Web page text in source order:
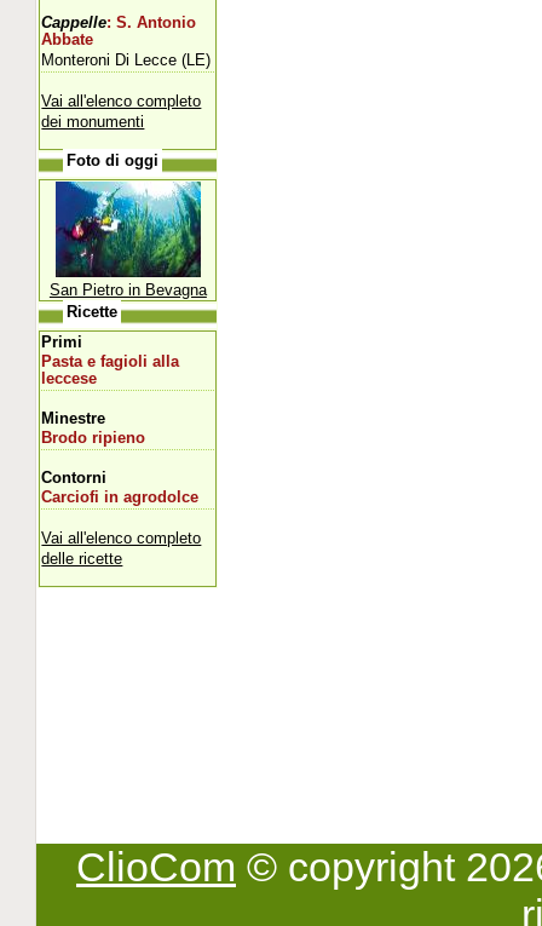
Cappelle: S. Antonio
Abbate
Monteroni Di Lecce (LE)
Vai all'elenco completo
dei monumenti
Foto di oggi
San Pietro in Bevagna
Ricette
Primi
Pasta e fagioli alla
leccese
Minestre
Brodo ripieno
Contorni
Carciofi in agrodolce
Vai all'elenco completo
delle ricette
ClioCom © copyright